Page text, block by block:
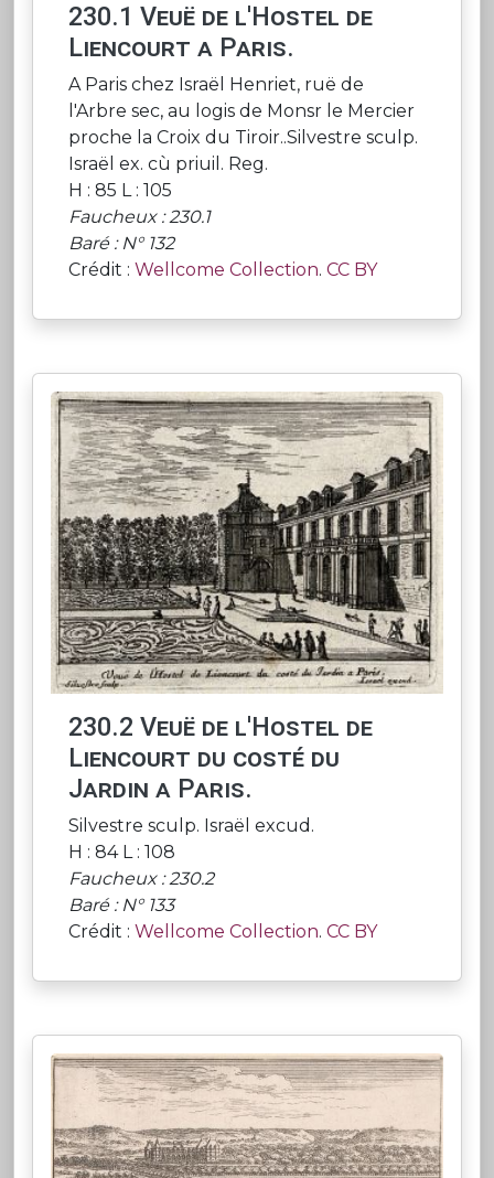
230.1 Veuë de l'Hostel de
Liencourt a Paris.
A Paris chez Israël Henriet, ruë de
l'Arbre sec, au logis de Monsr le Mercier
proche la Croix du Tiroir..Silvestre sculp.
Israël ex. cù priuil. Reg.
H : 85 L : 105
Faucheux : 230.1
Baré : N° 132
Crédit : Wellcome Collection. CC BY
230.2 Veuë de l'Hostel de
Liencourt du costé du
Jardin a Paris.
Silvestre sculp. Israël excud.
H : 84 L : 108
Faucheux : 230.2
Baré : N° 133
Crédit : Wellcome Collection. CC BY